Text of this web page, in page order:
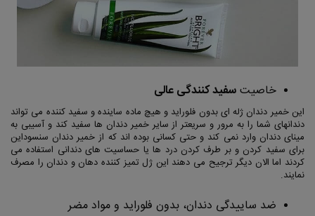
خاصیتسفید کنندگی عالی
این خمیر دندان ژله ای بدون فلوراید و هیچ ماده ساینده و سفید کننده می تواند
دندانهای شما را به مرور و سریعتر از سایر خمیر دندان ها سفید کند و آسیبی به
مینای دندان وارد نمی کند و حتی کسانی بوده اند که از خمیر دندان سنسوداین
برای سفید کردن و بر طرف کردن درد ها یا حساسیت های دندانی استفاده می
کردند اما الان دیگر ترجیح می دهند این ژل تمیز کننده دهان و دندان را مصرف
نمایند.
ضد ساییدگی دندان، بدون فلوراید و مواد مضر